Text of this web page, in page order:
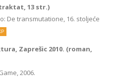
13 str.)
De transmutatione, 16. stoljeće
Zaprešic 2010. (roman,
2006.